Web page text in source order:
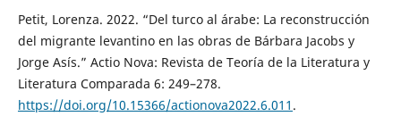
Petit, Lorenza. 2022. “Del turco al árabe: La reconstrucción
del migrante levantino en las obras de Bárbara Jacobs y
Jorge Asís.” Actio Nova: Revista de Teoría de la Literatura y
Literatura Comparada 6: 249–278.
https://doi.org/10.15366/actionova2022.6.011 .